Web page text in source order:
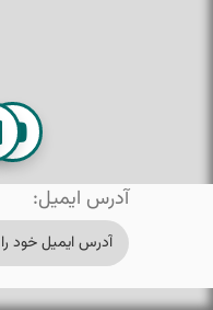
آدرس ایمیل: